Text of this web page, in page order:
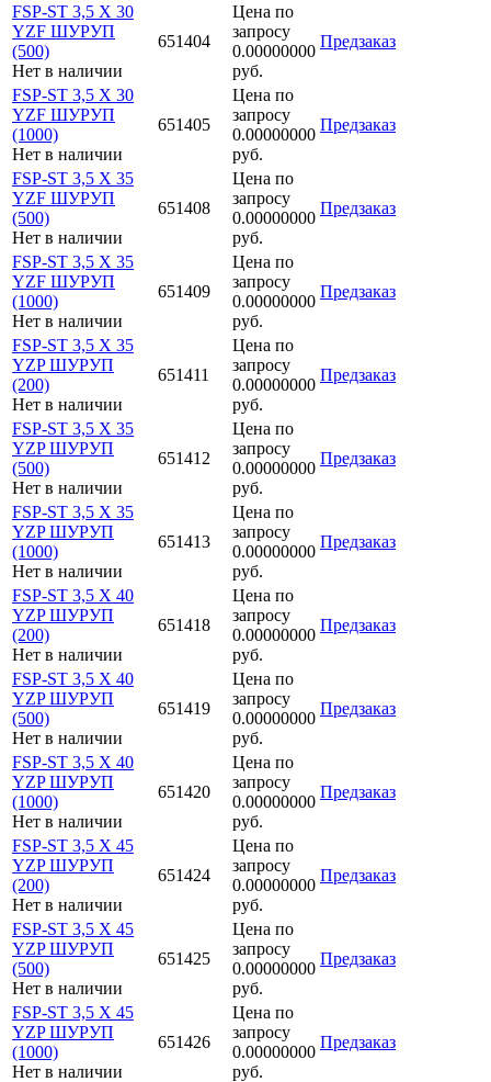
FSP-ST 3,5 X 30
YZF ШУРУП
(500)
Нет в наличии
651404
Цена по
запросу
0.00000000
руб.
Предзаказ
FSP-ST 3,5 X 30
YZF ШУРУП
(1000)
Нет в наличии
651405
Цена по
запросу
0.00000000
руб.
Предзаказ
FSP-ST 3,5 X 35
YZF ШУРУП
(500)
Нет в наличии
651408
Цена по
запросу
0.00000000
руб.
Предзаказ
FSP-ST 3,5 X 35
YZF ШУРУП
(1000)
Нет в наличии
651409
Цена по
запросу
0.00000000
руб.
Предзаказ
FSP-ST 3,5 X 35
YZP ШУРУП
(200)
Нет в наличии
651411
Цена по
запросу
0.00000000
руб.
Предзаказ
FSP-ST 3,5 X 35
YZP ШУРУП
(500)
Нет в наличии
651412
Цена по
запросу
0.00000000
руб.
Предзаказ
FSP-ST 3,5 X 35
YZP ШУРУП
(1000)
Нет в наличии
651413
Цена по
запросу
0.00000000
руб.
Предзаказ
FSP-ST 3,5 X 40
YZP ШУРУП
(200)
Нет в наличии
651418
Цена по
запросу
0.00000000
руб.
Предзаказ
FSP-ST 3,5 X 40
YZP ШУРУП
(500)
Нет в наличии
651419
Цена по
запросу
0.00000000
руб.
Предзаказ
FSP-ST 3,5 X 40
YZP ШУРУП
(1000)
Нет в наличии
651420
Цена по
запросу
0.00000000
руб.
Предзаказ
FSP-ST 3,5 X 45
YZP ШУРУП
(200)
Нет в наличии
651424
Цена по
запросу
0.00000000
руб.
Предзаказ
FSP-ST 3,5 X 45
YZP ШУРУП
(500)
Нет в наличии
651425
Цена по
запросу
0.00000000
руб.
Предзаказ
FSP-ST 3,5 X 45
YZP ШУРУП
(1000)
Нет в наличии
651426
Цена по
запросу
0.00000000
руб.
Предзаказ